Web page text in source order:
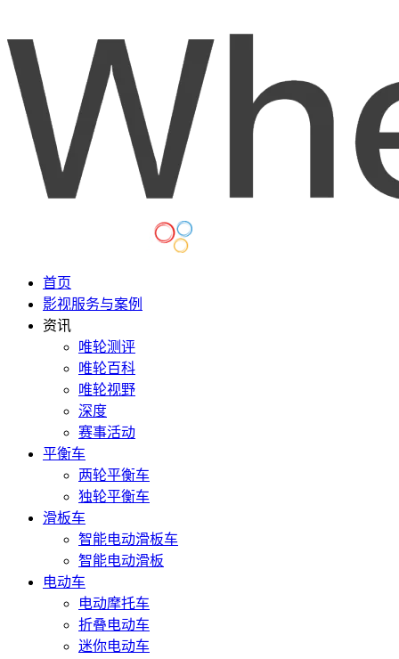
首页
影视服务与案例
资讯
唯轮测评
唯轮百科
唯轮视野
深度
赛事活动
平衡车
两轮平衡车
独轮平衡车
滑板车
智能电动滑板车
智能电动滑板
电动车
电动摩托车
折叠电动车
迷你电动车